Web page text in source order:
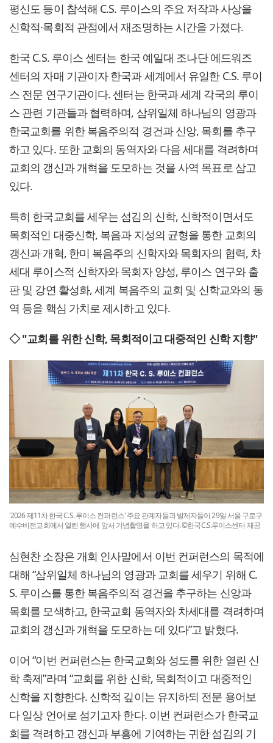
평신도 등이 참석해 C.S. 루이스의 주요 저작과 사상을
신학적·목회적 관점에서 재조명하는 시간을 가졌다.
한국 C.S. 루이스 센터는 한국 예일대 조나단 에드워즈
센터의 자매 기관이자 한국과 세계에서 유일한 C.S. 루이
스 전문 연구기관이다. 센터는 한국과 세계 각국의 루이
스 관련 기관들과 협력하며, 삼위일체 하나님의 영광과
한국교회를 위한 복음주의적 경건과 신앙, 목회를 추구
하고 있다. 또한 교회의 동역자와 다음 세대를 격려하며
교회의 갱신과 개혁을 도모하는 것을 사역 목표로 삼고
있다.
특히 한국교회를 세우는 섬김의 신학, 신학적이면서도
목회적인 대중신학, 복음과 지성의 균형을 통한 교회의
갱신과 개혁, 한미 복음주의 신학자와 목회자의 협력, 차
세대 루이스적 신학자와 목회자 양성, 루이스 연구와 출
판 및 강연 활성화, 세계 복음주의 교회 및 신학교와의 동
역 등을 핵심 가치로 제시하고 있다.
◇ "교회를 위한 신학, 목회적이고 대중적인 신학 지향"
'2026 제11차 한국 C.S. 루이스 컨퍼런스' 주요 관계자들과 발제자들이 29일 서울 구로구
예수비전교회에서 열린 행사에 앞서 기념촬영을 하고 있다. ©한국C.S.루이스센터 제공
심현찬 소장은 개회 인사말에서 이번 컨퍼런스의 목적에
대해 “삼위일체 하나님의 영광과 교회를 세우기 위해 C.
S. 루이스를 통한 복음주의적 경건을 추구하는 신앙과
목회를 모색하고, 한국교회 동역자와 차세대를 격려하며
교회의 갱신과 개혁을 도모하는 데 있다”고 밝혔다.
이어 “이번 컨퍼런스는 한국교회와 성도를 위한 열린 신
학 축제”라며 “교회를 위한 신학, 목회적이고 대중적인
신학을 지향한다. 신학적 깊이는 유지하되 전문 용어보
다 일상 언어로 섬기고자 한다. 이번 컨퍼런스가 한국교
회를 격려하고 갱신과 부흥에 기여하는 귀한 섬김의 기